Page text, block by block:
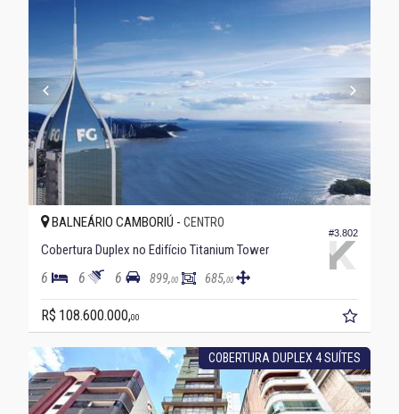
#3.802
BALNEÁRIO CAMBORIÚ - CENTRO
Cobertura Duplex no Edifício Titanium Tower
6 6 6 899,00 685,00
R$ 108.600.000,00
COBERTURA DUPLEX 4 SUÍTES